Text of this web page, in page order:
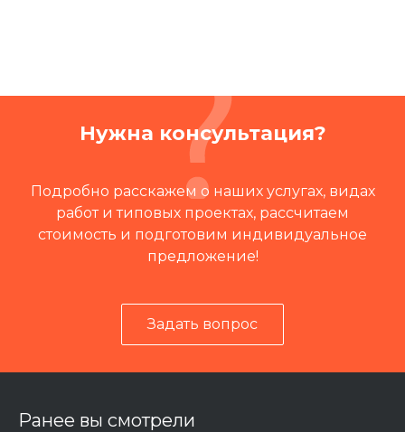
Нужна консультация?
Подробно расскажем о наших услугах, видах
работ и типовых проектах, рассчитаем
стоимость и подготовим индивидуальное
предложение!
Задать вопрос
Ранее вы смотрели